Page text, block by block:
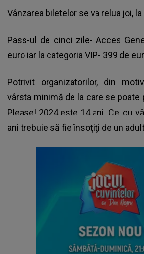
Vânzarea biletelor se va relua joi, la
Pass-ul de cinci zile- Acces
euro iar la categoria VIP- 399 de
Potrivit organizatorilor, din
vârsta minimă de la care se poate
Please! 2024 este 14 ani. Cei cu
ani trebuie să fie însoţiţi de un